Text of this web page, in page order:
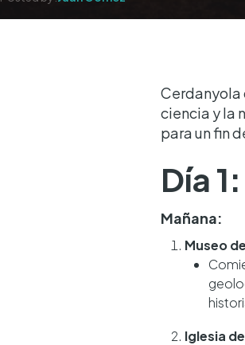
Cerdanyola
ciencia y la
para un fin
Día
Mañana:
Museo
Iglesia